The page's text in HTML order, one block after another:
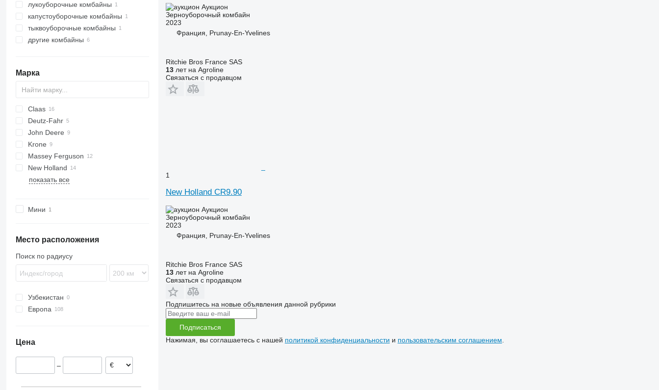
лукоуборочные комбайны
капустоуборочные комбайны
тыквоуборочные комбайны
другие комбайны
Марка
T
1460
5140
Claas
Cosmos
Dominator
Jaguar
Lexion
Mercator
Trion
Deutz-Fahr
M series
Ideal
Katana
RL
SF
John Deere
1055
2058
2256
9680
Krone
AMT
Big X
Massey Ferguson
34
38
Vario
New Holland
CR
Tiger
500
S-series
показать все
Мини
Место расположения
Поиск по радиусу
Узбекистан
Европа
Норвегия
Италия
Цена
–
Аукцион
Зерноуборочный комбайн
2023
Франция, Prunay-En-Yvelines
Ritchie Bros France SAS
13лет на Agroline
Связаться с продавцом
1
New Holland CR9.90
Аукцион
Зерноуборочный комбайн
2023
Франция, Prunay-En-Yvelines
Ritchie Bros France SAS
13лет на Agroline
Связаться с продавцом
Подпишитесь на новые объявления данной рубрики
Подписаться
Нажимая, вы соглашаетесь с нашей политикой конфиденциальности и пользовательским соглашением